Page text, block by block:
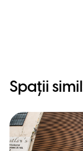
Spații